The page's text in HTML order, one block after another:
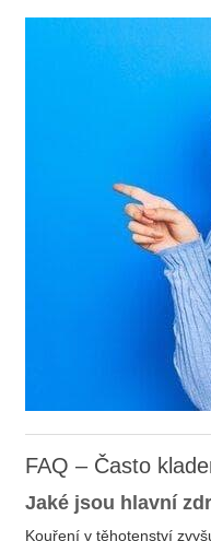
FAQ – Často
Jaké jsou hlavní
Kouření v těhotenství